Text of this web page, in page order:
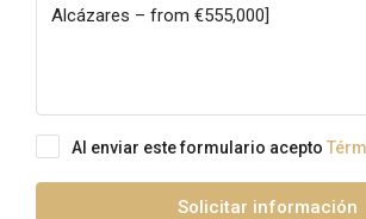
Al enviar este formulario acepto
Solicitar información